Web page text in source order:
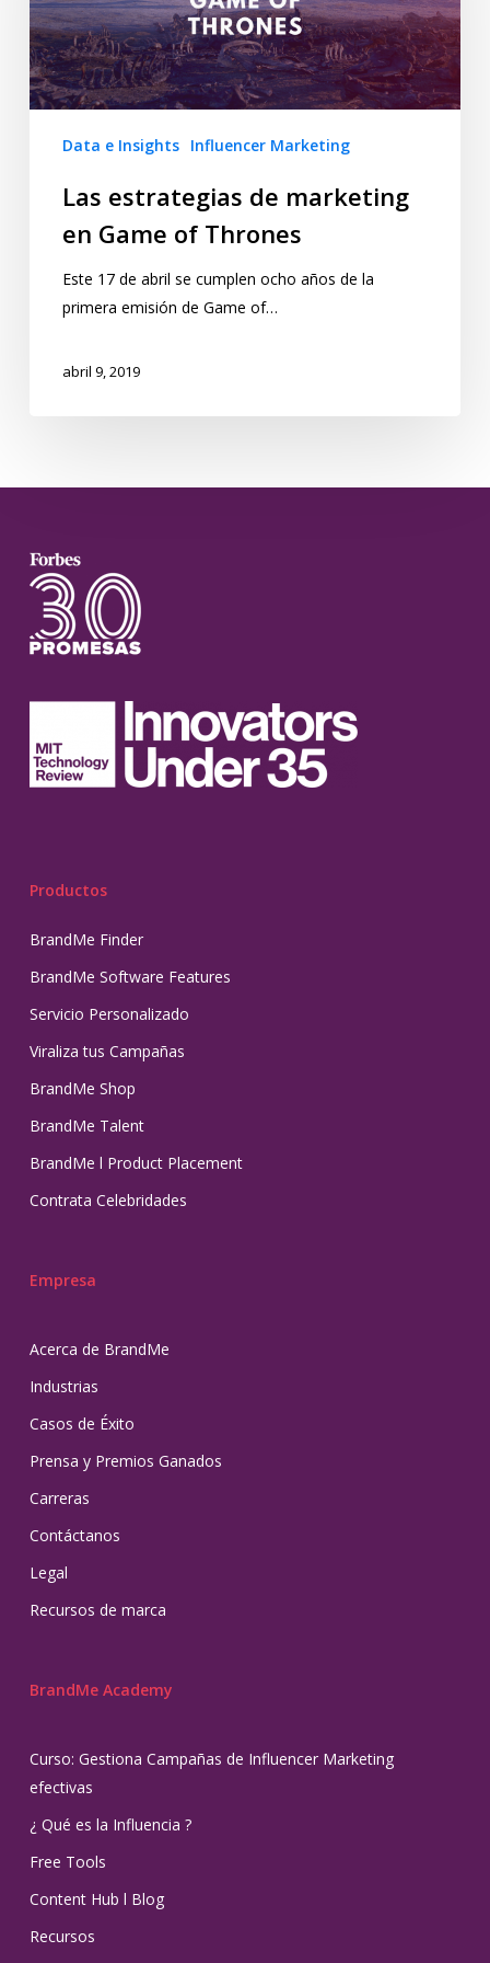
Data e Insights Influencer Marketing
Las estrategias de marketing
en Game of Thrones
Este 17 de abril se cumplen ocho años de la
primera emisión de Game of…
abril 9, 2019
Productos
BrandMe Finder
BrandMe Software Features
Servicio Personalizado
Viraliza tus Campañas
BrandMe Shop
BrandMe Talent
BrandMe l Product Placement
Contrata Celebridades
Empresa
Acerca de BrandMe
Industrias
Casos de Éxito
Prensa y Premios Ganados
Carreras
Contáctanos
Legal
Recursos de marca
BrandMe Academy
Curso: Gestiona Campañas de Influencer Marketing
efectivas
¿ Qué es la Influencia ?
Free Tools
Content Hub l Blog
Recursos